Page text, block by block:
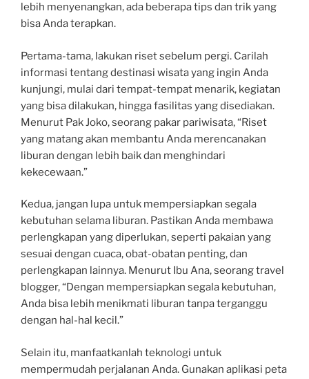
lebih menyenangkan, ada beberapa tips dan trik yang
bisa Anda terapkan.
Pertama-tama, lakukan riset sebelum pergi. Carilah
informasi tentang destinasi wisata yang ingin Anda
kunjungi, mulai dari tempat-tempat menarik, kegiatan
yang bisa dilakukan, hingga fasilitas yang disediakan.
Menurut Pak Joko, seorang pakar pariwisata, “Riset
yang matang akan membantu Anda merencanakan
liburan dengan lebih baik dan menghindari
kekecewaan.”
Kedua, jangan lupa untuk mempersiapkan segala
kebutuhan selama liburan. Pastikan Anda membawa
perlengkapan yang diperlukan, seperti pakaian yang
sesuai dengan cuaca, obat-obatan penting, dan
perlengkapan lainnya. Menurut Ibu Ana, seorang travel
blogger, “Dengan mempersiapkan segala kebutuhan,
Anda bisa lebih menikmati liburan tanpa terganggu
dengan hal-hal kecil.”
Selain itu, manfaatkanlah teknologi untuk
mempermudah perjalanan Anda. Gunakan aplikasi peta